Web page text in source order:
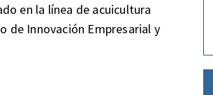
en la línea de acuicultura
de Innovación Empresarial y